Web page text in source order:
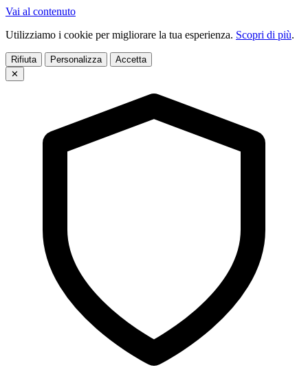
Vai al contenuto
Utilizziamo i cookie per migliorare la tua esperienza. Scopri di più.
Rifiuta Personalizza
Accetta
✕